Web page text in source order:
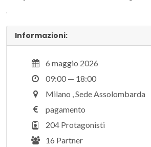
Informazioni:
6 maggio 2026
09:00 — 18:00
Milano , Sede Assolombarda
pagamento
204 Protagonisti
16 Partner